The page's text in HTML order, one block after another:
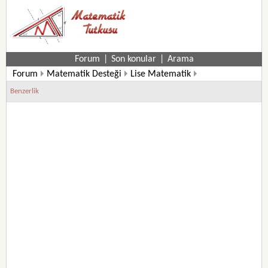
Forum Son konular
Arama
Forum
Matematik Desteği
Lise Matematik
11. Sınıf Matematik Soruları
Benzerlik